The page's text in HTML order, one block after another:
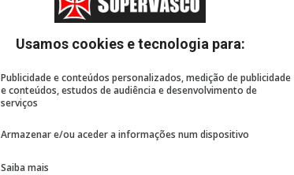
Usamos cookies e tecnologia para:
Publicidade e conteúdos personalizados, medição de publicidade
e conteúdos, estudos de audiência e desenvolvimento de
serviços
Armazenar e/ou aceder a informações num dispositivo
Saiba mais